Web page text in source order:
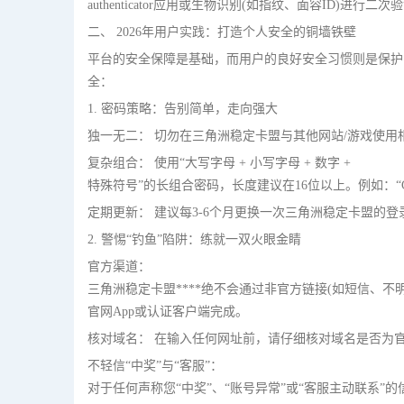
authenticator应用或生物识别(如指纹、面容ID)进行二次
二、 2026年用户实践：打造个人安全的铜墙铁壁
平台的安全保障是基础，而用户的良好安全习惯则是保
全：
1. 密码策略：告别简单，走向强大
独一无二： 切勿在三角洲稳定卡盟与其他网站/游戏使
复杂组合： 使用“大写字母 + 小写字母 + 数字 +
特殊符号”的长组合密码，长度建议在16位以上。例如：
定期更新： 建议每3-6个月更换一次三角洲稳定卡盟的
2. 警惕“钓鱼”陷阱：练就一双火眼金睛
官方渠道：
三角洲稳定卡盟****绝不会通过非官方链接(如短信、不
官网App或认证客户端完成。
核对域名： 在输入任何网址前，请仔细核对域名是否为
不轻信“中奖”与“客服”：
对于任何声称您“中奖”、“账号异常”或“客服主动联系”